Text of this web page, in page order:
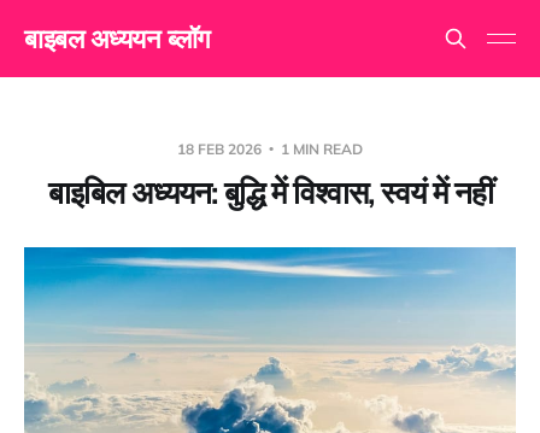
बाइबल अध्ययन ब्लॉग
18 FEB 2026 1 MIN READ
बाइबिल अध्ययन: बुद्धि में विश्वास, स्वयं में नहीं